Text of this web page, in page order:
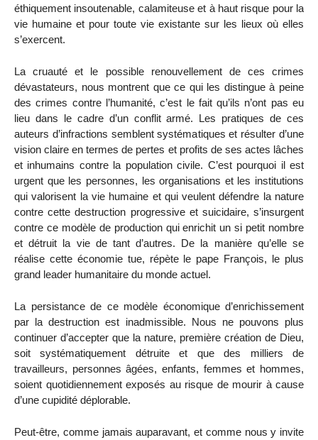
éthiquement insoutenable, calamiteuse et à haut risque pour la
vie humaine et pour toute vie existante sur les lieux où elles
s’exercent.
La cruauté et le possible renouvellement de ces crimes
dévastateurs, nous montrent que ce qui les distingue à peine
des crimes contre l’humanité, c’est le fait qu’ils n’ont pas eu
lieu dans le cadre d’un conflit armé. Les pratiques de ces
auteurs d’infractions semblent systématiques et résulter d’une
vision claire en termes de pertes et profits de ses actes lâches
et inhumains contre la population civile. C’est pourquoi il est
urgent que les personnes, les organisations et les institutions
qui valorisent la vie humaine et qui veulent défendre la nature
contre cette destruction progressive et suicidaire, s’insurgent
contre ce modèle de production qui enrichit un si petit nombre
et détruit la vie de tant d’autres. De la manière qu’elle se
réalise cette économie tue, répète le pape François, le plus
grand leader humanitaire du monde actuel.
La persistance de ce modèle économique d’enrichissement
par la destruction est inadmissible. Nous ne pouvons plus
continuer d’accepter que la nature, première création de Dieu,
soit systématiquement détruite et que des milliers de
travailleurs, personnes âgées, enfants, femmes et hommes,
soient quotidiennement exposés au risque de mourir à cause
d’une cupidité déplorable.
Peut-être, comme jamais auparavant, et comme nous y invite